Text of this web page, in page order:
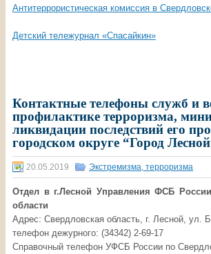
Антитеррористическая комиссия в
Детский тележурнал «Спасайкин»
Контактные телефоны служб и
профилактике терроризма,
ликвидации последствий его
городском округе “Город
20.05.2019 Экстремизма, терроризма
Отдел в г.Лесной Управления ФСБ
области
Адрес: Свердловская область, г. Лесной, ул.
телефон дежурного: (34342) 2-69-17
Справочный телефон УФСБ России по